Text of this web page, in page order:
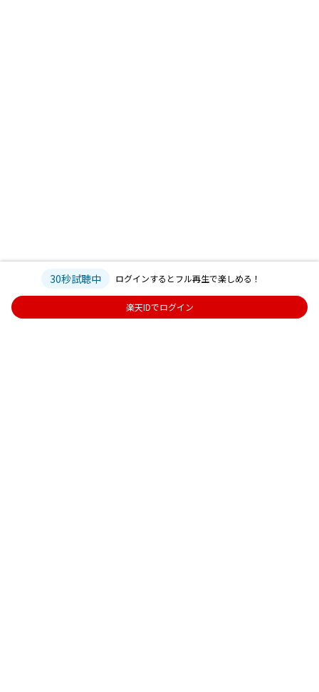
30秒試聴中 ログインするとフル再生で楽しめる！
楽天IDでログイン